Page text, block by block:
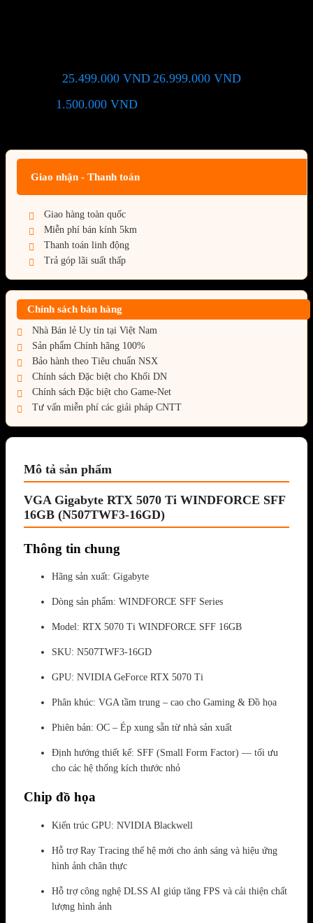
25.499.000 VND 26.999.000 VND
1.500.000 VND
Giao nhận - Thanh toán
Giao hàng toàn quốc
Miễn phí bán kính 5km
Thanh toán linh động
Trả góp lãi suất thấp
Chính sách bán hàng
Nhà Bán lẻ Uy tín tại Việt Nam
Sản phẩm Chính hãng 100%
Bảo hành theo Tiêu chuẩn NSX
Chính sách Đặc biệt cho Khối DN
Chính sách Đặc biệt cho Game-Net
Tư vấn miễn phí các giải pháp CNTT
Mô tả sản phẩm
VGA Gigabyte RTX 5070 Ti WINDFORCE SFF
16GB (N507TWF3-16GD)
Thông tin chung
Hãng sản xuất: Gigabyte
Dòng sản phẩm: WINDFORCE SFF Series
Model: RTX 5070 Ti WINDFORCE SFF 16GB
SKU: N507TWF3-16GD
GPU: NVIDIA GeForce RTX 5070 Ti
Phân khúc: VGA tầm trung – cao cho Gaming & Đồ họa
Phiên bản: OC – Ép xung sẵn từ nhà sản xuất
Định hướng thiết kế: SFF (Small Form Factor) — tối ưu
cho các hệ thống kích thước nhỏ
Chip đồ họa
Kiến trúc GPU: NVIDIA Blackwell
Hỗ trợ Ray Tracing thế hệ mới cho ánh sáng và hiệu ứng
hình ảnh chân thực
Hỗ trợ công nghệ DLSS AI giúp tăng FPS và cải thiện chất
lượng hình ảnh